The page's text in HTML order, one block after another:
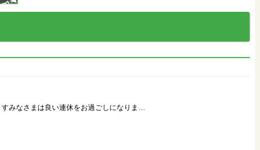
みなさまは良い連休をお過ごしになりま…